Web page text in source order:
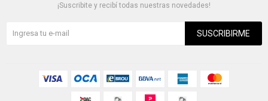
¡Suscribite y recibí todas nuestras novedades!
SUSCRIBIRME